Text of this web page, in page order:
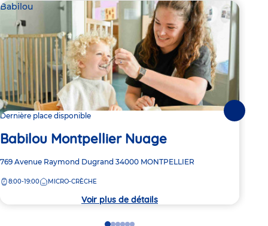
Babilou
Dernière place disponible
Babilou Montpellier Nuage
Adresse
la
769 Avenue Raymond Dugrand 34000 MONTPELLIER
8:00-19:00 MICRO-CRÈCHE
Voir plus de détails